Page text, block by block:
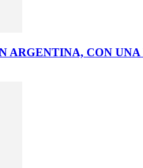
ARGENTINA, CON UNA